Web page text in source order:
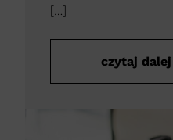
[…]
czytaj dalej